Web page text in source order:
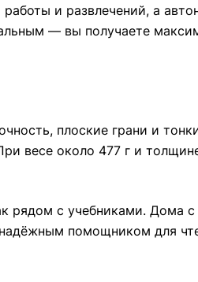
и развлечений, а
— вы получаете
плоские грани и
весе около 477 г и
рядом с учебниками. Дома
помощником для